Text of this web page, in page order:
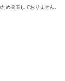
め発表しておりません。